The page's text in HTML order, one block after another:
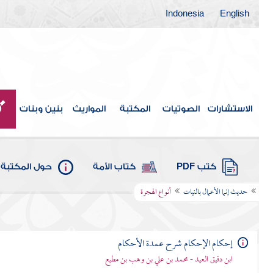
English
Indonesia
الاستشارات الصوتيات المكتبة المواريث بنين وبنات
كتب PDF كتاب الأمة حول المكتبة
حديث إنما الأعمال بالنيات أنواع الهجرة
إحكام الإحكام شرح عمدة الأحكام
ابن دقيق العيد - محمد بن علي بن وهب بن مطيع